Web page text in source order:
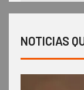
NOTICIAS